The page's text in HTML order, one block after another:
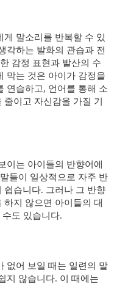
말소리를 반복할 수 있
각하는 발화의 관습과 전
감정 표현과 발산의 수
막는 것은 아이가 감정을
연습하고, 언어를 통해 소
이고 자신감을 가질 기
이는 아이들의 반향어에
들이 일상적으로 자주 반
쉽습니다. 그러나 그 반향
지 않으면 아이들의 대
도 있습니다.
없어 보일 때는 일련의 말
지 않습니다. 이 때에는